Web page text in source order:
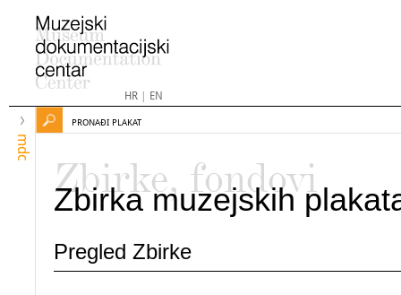
HR| EN
mdc
PRONAĐI PLAKAT
Zbirke, fondovi
Zbirka muzejskih
Pregled Zbirke